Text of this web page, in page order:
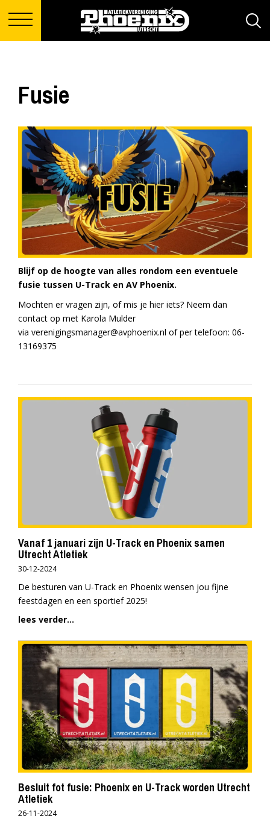
Fusie
Blijf op de hoogte van alles rondom een eventuele
fusie tussen U-Track en AV Phoenix.
Mochten er vragen zijn, of mis je hier iets? Neem dan
contact op met Karola Mulder
via verenigingsmanager@avphoenix.nl of per telefoon: 06-
13169375
Vanaf 1 januari zijn U-Track en Phoenix samen
Utrecht Atletiek
30-12-2024
De besturen van U-Track en Phoenix wensen jou fijne
feestdagen en een sportief 2025!
lees verder...
Besluit fot fusie: Phoenix en U-Track worden Utrecht
Atletiek
26-11-2024